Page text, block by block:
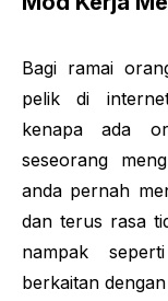
Bagi ramai
pelik di
kenapa ada
seseorang
anda pernah
dan terus rasa
nampak
berkaitan